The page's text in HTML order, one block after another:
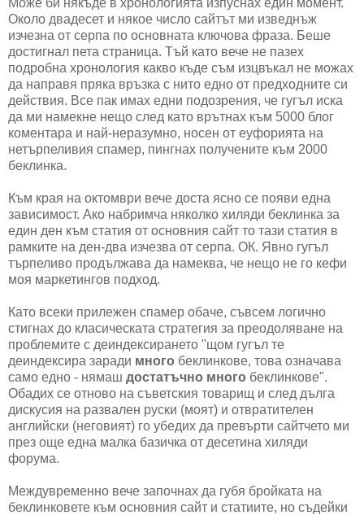
Около двадесет и някое число сайтът ми изведнъж
изчезна от серпа по основната ключова фраза. Беше
достигнал пета страница. Тъй като вече не пазех
подробна хронология какво къде съм изцвъкал не можах
да направя пряка връзка с нито едно от предходните си
действия. Все пак имах едни подозрения, че гугъл иска
да ми намекне нещо след като врътнах към 5000 блог
коментара и най-неразумно, носен от еуфорията на
нетърпеливия спамер, пингнах получените към 2000
беклинка.
Към края на октомври вече доста ясно се появи една
зависимост. Ако набримча няколко хиляди беклинка за
един ден към статия от основния сайт то тази статия в
рамките на ден-два изчезва от серпа. ОК. Явно гугъл
търпеливо продължава да намеква, че нещо не го кефи
моя маркетингов подход.
Като всеки прилежен спамер обаче, съвсем логично
стигнах до класическата стратегия за преодоляване на
проблемите с деиндексирането "щом гугъл те
деиндексира заради много беклинкове, това означава
само едно - нямаш достатъчно много беклинкове".
Обадих се отново на съветския товарищ и след дълга
дискусия на развален руски (моят) и отвратителен
английски (неговият) го убедих да превърти сайтчето ми
през още една малка базичка от десетина хиляди
форума.
Междувременно вече започнах да губя бройката на
беклинковете към основния сайт и статиите, но съдейки